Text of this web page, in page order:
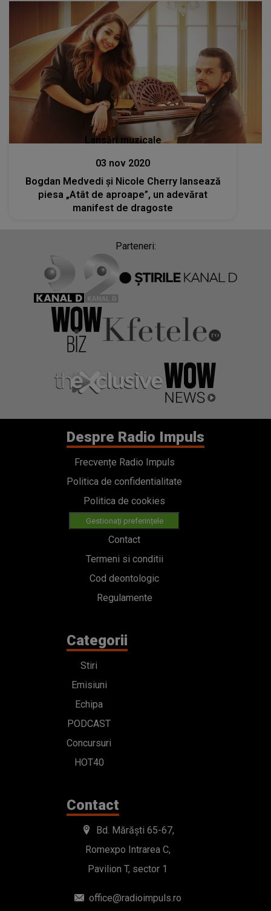
Lansări muzicale
03 nov 2020
Bogdan Medvedi și Nicole Cherry lansează
piesa „Atât de aproape”, un adevărat
manifest de dragoste
Parteneri:
Despre Radio Impuls
Frecvențe Radio Impuls
Politica de confidentialitate
Politica de cookies
Gestionați preferințele
Contact
Termeni si conditii
Cod deontologic
Regulamente
Categorii
Stiri
Emisiuni
Echipa
PODCAST
Concursuri
HOT40
Contact
Bd. Mărăști 65-67,
Romexpo Intrarea C,
Pavilion T, sector 1
office@radioimpuls.ro